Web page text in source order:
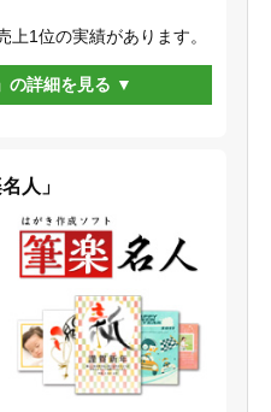
上1位の実績があります。
の詳細を見る
人」